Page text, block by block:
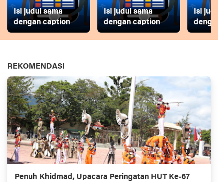
Isi judul sama
dengan caption
Isi judul sama
dengan caption
Isi
REKOMENDASI
Penuh Khidmad, Upacara Peringatan HUT Ke-67